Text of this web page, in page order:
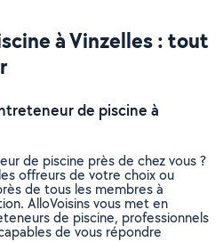
à Vinzelles : tout
de piscine à
de piscine près de chez vous ?
offreurs de votre choix ou
de tous les membres à
AlloVoisins vous met en
de piscine, professionnels
de vous répondre